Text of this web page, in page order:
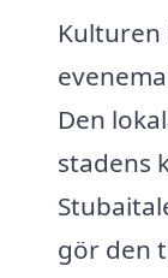
Kulturen
Den
stadens
gör den